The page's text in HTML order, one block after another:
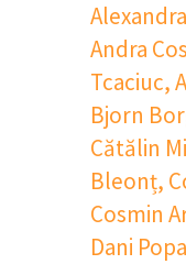
Andra
Tcaciuc,
Bjorn
Cătălin
Bleonț,
Cosmin
Dani Popa